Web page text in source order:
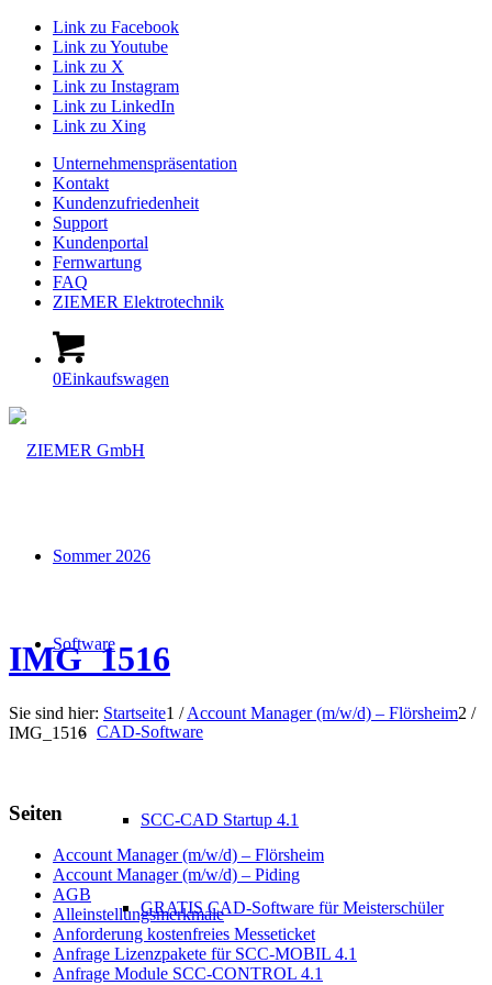
Link zu Facebook
Link zu Youtube
Link zu X
Link zu Instagram
Link zu LinkedIn
Link zu Xing
Unternehmenspräsentation
Kontakt
Kundenzufriedenheit
Support
Kundenportal
Fernwartung
FAQ
ZIEMER Elektrotechnik
0Einkaufswagen
Sommer 2026
Software
CAD-Software
SCC-CAD Startup 4.1
GRATIS CAD-Software für Meisterschüler
IMG_1516
Sie sind hier: Startseite1 / Account Manager (m/w/d) – Flörsheim2 /
IMG_1516
Seiten
Account Manager (m/w/d) – Flörsheim
Account Manager (m/w/d) – Piding
AGB
Alleinstellungsmerkmale
Anforderung kostenfreies Messeticket
Anfrage Lizenzpakete für SCC-MOBIL 4.1
Anfrage Module SCC-CONTROL 4.1